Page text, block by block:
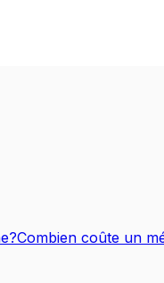
Combien coûte un